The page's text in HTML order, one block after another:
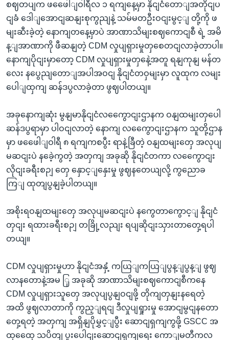
စဈတပျက ဖဖေေါျဝါရီလ ၁ ရကျနေ့မှာ နိုငျငံတောျအတိုငျပ
ငျခံ ဒေါျအောငျဆနျးစုကွညျနဲ့ သမ်မတဦးဝငျးမွင့ျ တို့ကို ဖ
မျးဆီးခဲ့တဲ့ နောကျတနေ့မှာပဲ အာဏာသိမျးစဈကောငျစီ ရဲ့ အမိ
န့ျအာဏာကို ဖီဆနျတဲ့ CDM လှုပျရှားမှုတှစေတငျလာခဲ့တာပါ။
နောကျပိုငျးမှာတော့ CDM လှုပျရှားမှုတှနေဲ့အတူ ရနျကုနျ မန်တ
လေး နပွေညျတောျအပါအဝငျ နိုငျငံတဝှမျးမှာ လူထုက လမျး
ပေါျထှကျ ဆန်ဒပွလာခဲ့တာ ဖွဈပါတယျ။
အခုနောကျဆုံး မွနျမာနိုငျငံလကွေောငျးဌာနက ဝနျထမျးတှပေါ
ဆန်ဒပွရာမှာ ပါဝငျလာတဲ့ နောကျ လကွေောငျးဌာနက သူတို့ဌာန
မှာ ဖဖေေါျဝါရီ ၈ ရကျကစပွီး ရာနဲ့ခြီတဲ့ ဝနျထမျးတှေ အလုပျ
မဆငျးပဲ နခေဲ့ကွတဲ့ အတှကျ အခုဆို နိုငျငံတကာ လကွေောငျး
လိုငျးခရီးစဉျ တှေ နှောင့ျနှေးမှု ဖွဈနတေယျလို့ ကွညောခ
ကြျ ထုတျပွနျခဲ့ပါတယျ။
အစိုးရဝနျထမျးတှေ အလုပျမဆငျးပဲ နကွေတာကွောင့ျ နိုငျငံ
တှငျး ရထားခရီးစဉျ တခြို့လညျး ရပျဆိုငျးသှားတာတှေ့ရပါ
တယျ။
CDM လှုပျရှားမှုဟာ နိုငျငံအနှံ့ ကယြျကယြျပွန့ျပွန့ျ ဖွဈ
လာနတောနဲ့အမ ြှ အခုဆို အာဏာသိမျးစဈကောငျစီကနေ
CDM လှုပျရှားသူတှေ အလုပျပွနျဝငျဖို့ တိုကျတှနျးနရေတဲ့
အထိ ဖွဈလာတာကို ကွည့ျရငျ ဒီလှုပျရှုားမှု အောငျမွငျနတော
တှေ့ရတဲ့ အတှကျ အရှိနျပိုမွှင့ျပွီး ဆောငျရှကျကွဖို့ GSCC အ
ထှထှေေ သပိတျ ပူးပေါငျးဆောငျရှကျရေး ကောျမတီကလ